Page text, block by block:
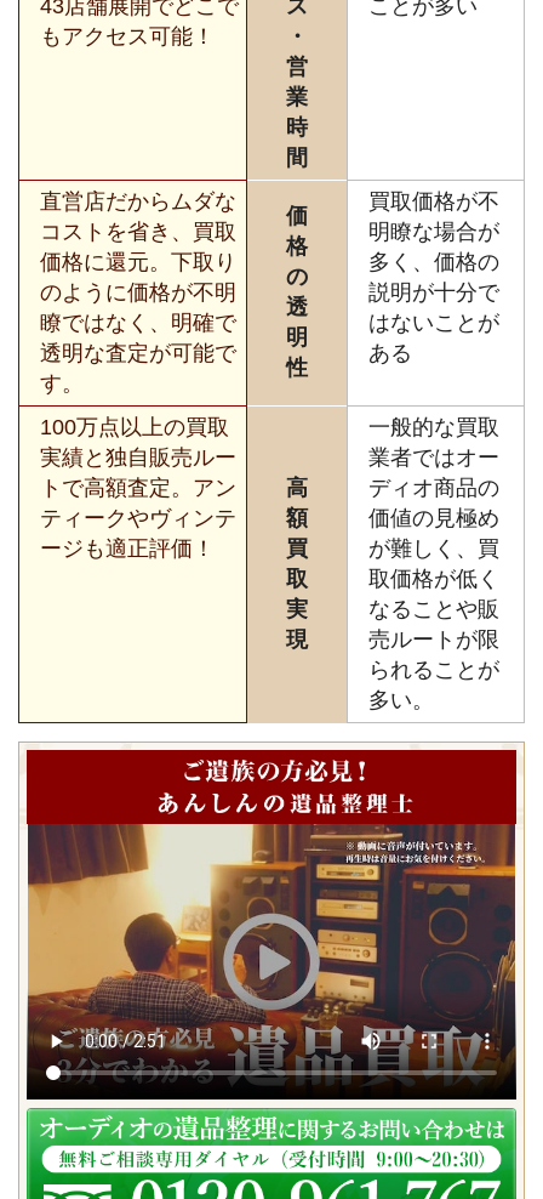
43店舗展開でどこで
もアクセス可能！
ス
・
営
業
時
間
ことが多い
直営店だからムダな
コストを省き、買取
価格に還元。下取り
のように価格が不明
瞭ではなく、明確で
透明な査定が可能で
す。
価
格
の
透
明
性
買取価格が不
明瞭な場合が
多く、価格の
説明が十分で
はないことが
ある
100万点以上の買取
実績と独自販売ルー
トで高額査定。アン
ティークやヴィンテ
ージも適正評価！
高
額
買
取
実
現
一般的な買取
業者ではオー
ディオ商品の
価値の見極め
が難しく、買
取価格が低く
なることや販
売ルートが限
られることが
多い。